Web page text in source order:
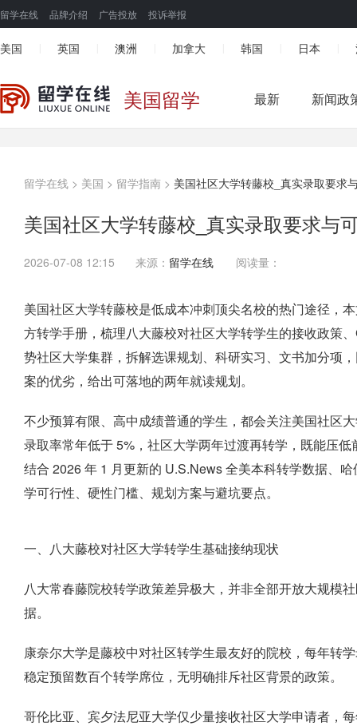
留学在线 品牌介绍 广告投放 投诉举报
美国 英国 澳洲 加拿大 韩国 日本
美国留学 最新 新闻政
留学在线 > 美国 > 留学指南 > 美国社区大学转藤校_真实录取要求
美国社区大学转藤校_真实录取要求与
2026-07-08 12:15 来源： 留学在线 阅读量：
美国社区大学转藤校是低成本冲刺顶尖名校的热门途径，
方转学手册，梳理八大藤校对社区大学转学生的接收政策
势社区大学集群，拆解选课规划、科研实习、文书加分项
案的优劣，给出可落地的两年就读规划。
不少预算有限、高中成绩普通的学生，都会关注美国社区
录取率常年低于 5%，社区大学两年过渡再转学，既能压
结合 2026 年 1 月更新的 U.S.News 全美本科转学数据、
学可行性、硬性门槛、规划方案与避坑要点。
一、八大藤校对社区大学转学生基础接纳现状
八大常春藤院校转学政策差异极大，并非全部开放大规模
据。
康奈尔大学是藤校中对社区转学生最友好的院校，每年转
稳定预留数百个转学席位，无明确排斥社区背景的政策。
哥伦比亚、宾夕法尼亚大学仅少量接收社区大学申请者，